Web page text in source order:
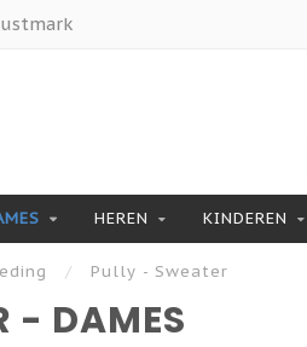
HEREN KINDEREN
/ Pully - Sweater
- DAMES